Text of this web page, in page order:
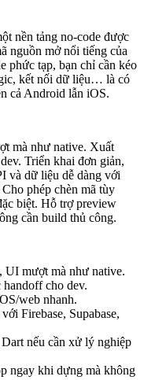
nền tảng no-code được
nguồn mở nổi tiếng của
phức tạp, bạn chỉ cần kéo
kết nối dữ liệu… là có
cả Android lẫn iOS.
mà như native. Xuất
Triển khai đơn giản,
và dữ liệu dễ dàng với
phép chèn mã tùy
biệt. Hỗ trợ preview
cần build thủ công.
UI mượt mà như native.
handoff cho dev.
web nhanh.
Firebase, Supabase,
nếu cần xử lý nghiệp
ngay khi dựng mà không